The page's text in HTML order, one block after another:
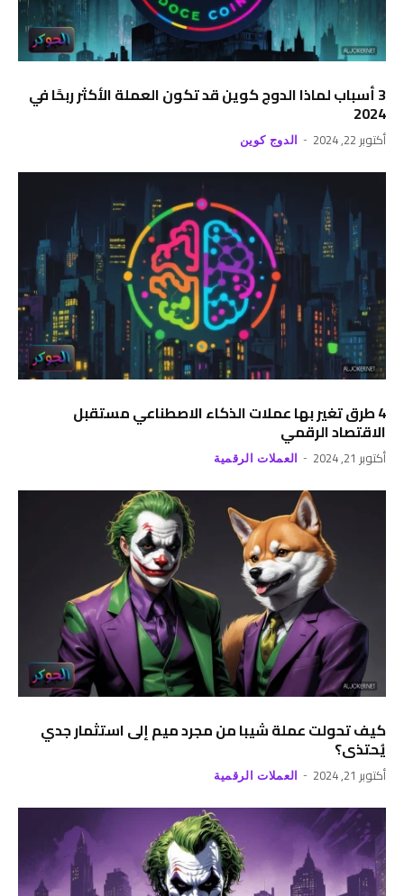
3 أسباب لماذا الدوج كوين قد تكون العملة الأكثر ربحًا في
2024
أكتوبر 22, 2024 الدوج كوين
4 طرق تغير بها عملات الذكاء الاصطناعي مستقبل
الاقتصاد الرقمي
أكتوبر 21, 2024 العملات الرقمية
كيف تحولت عملة شيبا من مجرد ميم إلى استثمار جدي
يُحتذى؟
أكتوبر 21, 2024 العملات الرقمية